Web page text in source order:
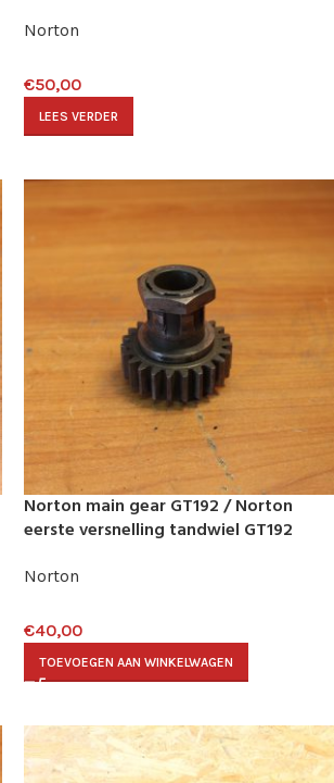
Norton
€50,00
LEES VERDER
Norton main gear GT192 / Norton
eerste versnelling tandwiel GT192
Norton
€40,00
TOEVOEGEN AAN WINKELWAGEN